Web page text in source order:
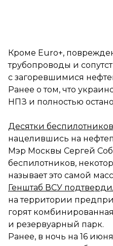
Кроме Euro+,
трубопроводы и
с загоревшимися
Ранее о том, что
НПЗ и полностью
Десятки
нацелившись на
Мэр Москвы Сергей
беспилотников,
называет это самой
Генштаб ВСУ
на территории
горят
и резервуарный парк.
Ранее, в ночь на 16